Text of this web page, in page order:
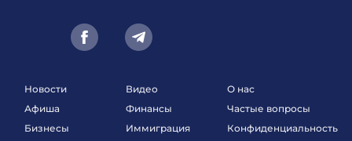
Новости
Афиша
Бизнесы
Видео
Финансы
Иммиграция
О нас
Частые вопросы
Конфиденциальность